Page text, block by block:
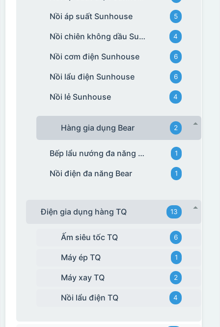
Nồi áp suất Sunhouse 5
Nồi chiên không dầu Sunhouse 4
Nồi cơm điện Sunhouse 6
Nồi lẩu điện Sunhouse 6
Nồi lẻ Sunhouse 4
Hàng gia dụng Bear 2
Bếp lẩu nướng đa năng Bear 1
Nồi điện đa năng Bear 1
Điện gia dụng hàng TQ 13
Ấm siêu tốc TQ 6
Máy ép TQ 1
Máy xay TQ 2
Nồi lẩu điện TQ 4